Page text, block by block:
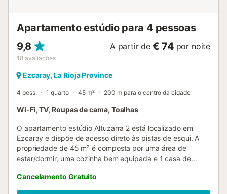
...
Apartamento estúdio para 4 pessoas
9,8
18 avaliações
A partir de € 74 por noite
Ezcaray, La Rioja Province
4 pess. 1 quarto 45 m² 200 m para o centro da cidade
Wi-Fi, TV, Roupas de cama, Toalhas
O apartamento estúdio Altuzarra 2 está localizado em
Ezcaray e dispõe de acesso direto às pistas de esqui. A
propriedade de 45 m² é composta por uma área de
estar/dormir, uma cozinha bem equipada e 1 casa de
comodidades adicionais incluem Wi-Fi, uma televisão, bem
como uma máquina de lavar roupa. Um berço também
Cancelamento Gratuito